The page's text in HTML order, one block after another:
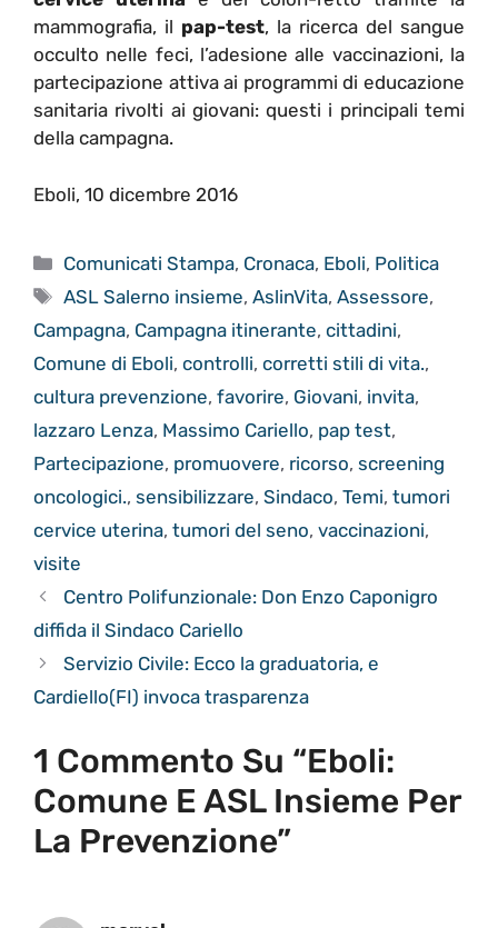
mammografia, il pap-test, la ricerca del sangue
occulto nelle feci, l’adesione alle vaccinazioni, la
partecipazione attiva ai programmi di educazione
sanitaria rivolti ai giovani: questi i principali temi
della campagna.
Eboli, 10 dicembre 2016
Categorie
Comunicati Stampa, Cronaca, Eboli, Politica
Tag
ASL Salerno insieme,AslinVita,Assessore,
Campagna, Campagna itinerante, cittadini,
Comune di Eboli, controlli, corretti stili di vita.,
cultura prevenzione, favorire, Giovani, invita,
lazzaro Lenza, Massimo Cariello, pap test,
Partecipazione, promuovere, ricorso, screening
oncologici., sensibilizzare, Sindaco, Temi, tumori
cervice uterina, tumori del seno, vaccinazioni,
visite
Centro Polifunzionale: Don Enzo Caponigro
diffida il Sindaco Cariello
Servizio Civile: Ecco la graduatoria, e
Cardiello(FI) invoca trasparenza
1 Commento Su “Eboli:
Comune E ASL Insieme Per
La Prevenzione”